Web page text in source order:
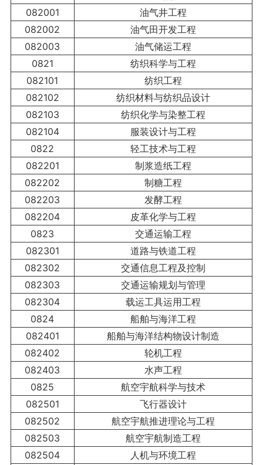
082001
油气井工程
082002
油气田开发工程
082003
油气储运工程
0821
纺织科学与工程
082101
纺织工程
082102
纺织材料与纺织品设计
082103
纺织化学与染整工程
082104
服装设计与工程
0822
轻工技术与工程
082201
制浆造纸工程
082202
制糖工程
082203
发酵工程
082204
皮革化学与工程
0823
交通运输工程
082301
道路与铁道工程
082302
交通信息工程及控制
082303
交通运输规划与管理
082304
载运工具运用工程
0824
船舶与海洋工程
082401
船舶与海洋结构物设计制造
082402
轮机工程
082403
水声工程
0825
航空宇航科学与技术
082501
飞行器设计
082502
航空宇航推进理论与工程
082503
航空宇航制造工程
082504
人机与环境工程